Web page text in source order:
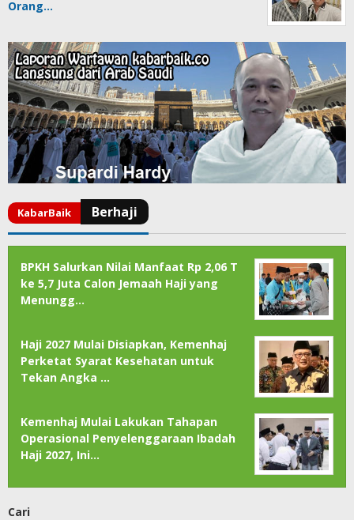
Orang…
BPKH Salurkan Nilai Manfaat Rp 2,06 T
ke 5,7 Juta Calon Jemaah Haji yang
Menungg…
Haji 2027 Mulai Disiapkan, Kemenhaj
Perketat Syarat Kesehatan untuk
Tekan Angka …
Kemenhaj Mulai Lakukan Tahapan
Operasional Penyelenggaraan Ibadah
Haji 2027, Ini…
Cari